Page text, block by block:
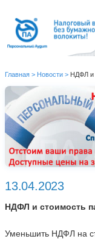
Главная > Новости > НДФЛ и
13.04.2023
НДФЛ и стоимость
Уменьшить НДФЛ на